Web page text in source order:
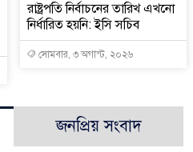
রাষ্ট্রপতি নির্বাচনের তারিখ এখনো
নির্ধারিত হয়নি: ইসি সচিব
সোমবার, ৩ অগাস্ট, ২০২৬
জনপ্রিয় সংবাদ